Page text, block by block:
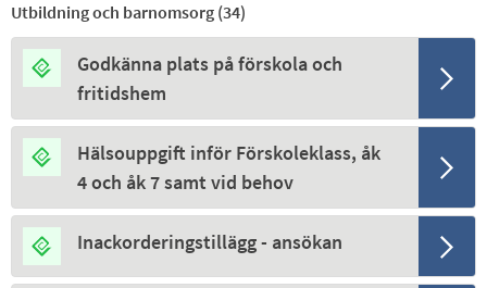
Utbildning och barnomsorg (34)
Godkänna plats på förskola och
fritidshem
Hälsouppgift inför Förskoleklass, åk
4 och åk 7 samt vid behov
Inackorderingstillägg - ansökan